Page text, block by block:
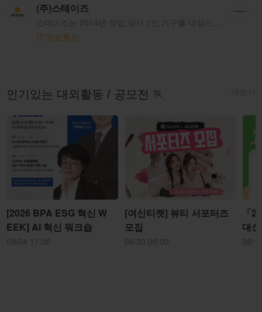
(주)스테이즈
IT/정보통신
인기있는 대외활동 / 공모전 🏃
[2026 BPA ESG 혁신 W
EEK] AI 혁신 워크숍
09/04 17:00
[여신티켓] 뷰티 서포터즈
모집
08/30 00:00
「
대
08/